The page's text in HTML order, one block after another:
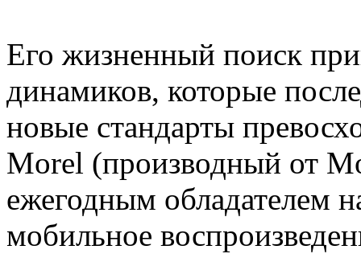
Его жизненный поиск
динамиков, которые
новые стандарты
Morel (производный от
ежегодным обладателем
мобильное